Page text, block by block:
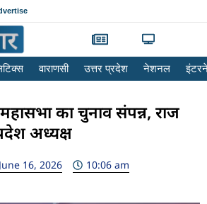
वाराणसी उत्तर प्रदेश नेशनल
का चुनाव संपन्न, राज
अध्यक्ष
June 16, 2026
10:06 am